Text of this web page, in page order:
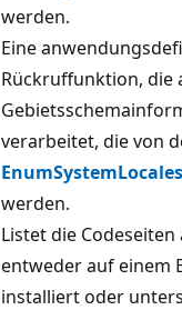
werden.
Eine
Rückruffunktion, die
verarbeitet, die von
werden.
Listet die Codeseiten
entweder auf einem
installiert oder